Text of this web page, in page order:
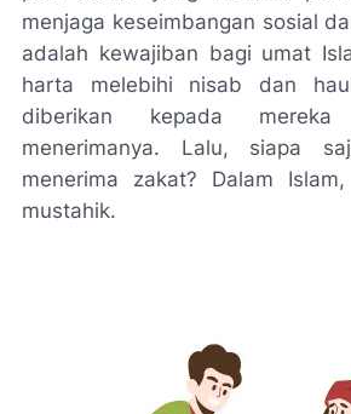
menjaga keseimbangan sosial
adalah kewajiban bagi umat
harta melebihi nisab dan
diberikan kepada
menerimanya. Lalu, siapa
menerima zakat? Dalam
mustahik.